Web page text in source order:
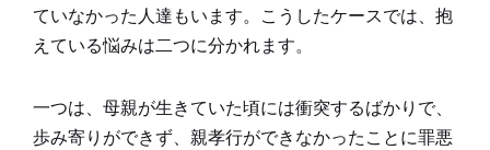
ていなかった人達もいます。こうしたケースでは、抱
えている悩みは二つに分かれます。
一つは、母親が生きていた頃には衝突するばかりで、
歩み寄りができず、親孝行ができなかったことに罪悪